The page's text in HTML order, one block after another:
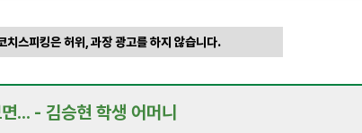
치스피킹은 허위, 과장 광고를 하지 않습니다.
... - 김승현 학생 어머니